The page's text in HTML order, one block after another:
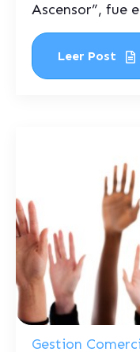
Ascensor”, fue
Leer Post
Gestion